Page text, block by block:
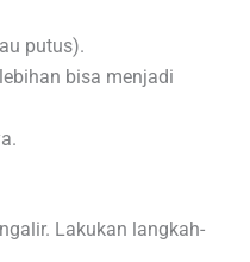
putus).
bisa menjadi
Lakukan langkah-